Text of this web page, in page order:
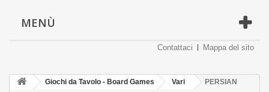
MENÙ
Contattaci Mappa del sito
Giochi da Tavolo - Board Games Vari
PERSIAN